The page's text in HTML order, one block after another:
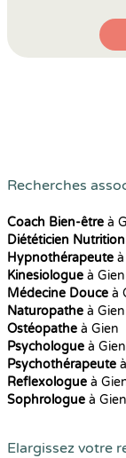
Recherches
Coach Bien-être à
Diététicien
Hypnothérapeute
Kinesiologue à Gien
Médecine Douce à
Naturopathe à Gien
Ostéopathe à Gien
Psychologue à Gien
Psychothérapeute
Reflexologue à
Sophrologue à Gien
Elargissez votre